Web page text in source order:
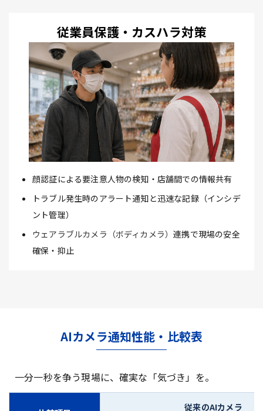
従業員保護・カスハラ対策
顔認証による要注意人物の検知・店舗間での情報共有
トラブル発生時のアラート通知と迅速な記録（インシデ
ント管理）
ウェアラブルカメラ（ボディカメラ）連携で現場の安全
確保・抑止
AIカメラ通知性能・比較表
一分一秒を争う現場に、確実な「気づき」を。
従来のAIカメラ